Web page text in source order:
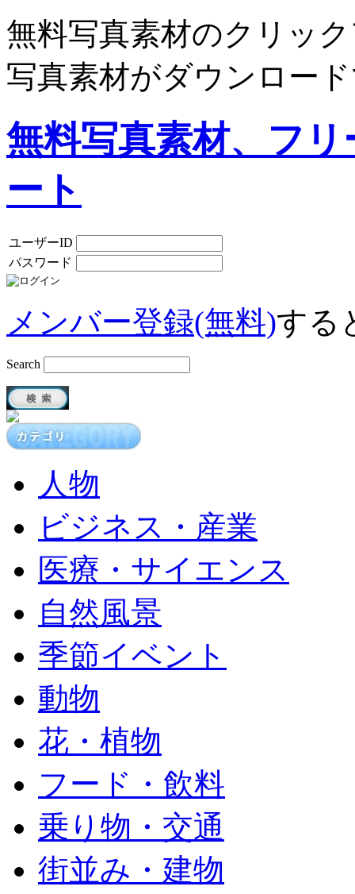
無料写真素材のクリッ
写真素材がダウンロー
無料写真素材、フ
ート
ユーザーID
パスワード
メンバー登録(無料)する
Search
人物
ビジネス・産業
医療・サイエンス
自然風景
季節イベント
動物
花・植物
フード・飲料
乗り物・交通
街並み・建物